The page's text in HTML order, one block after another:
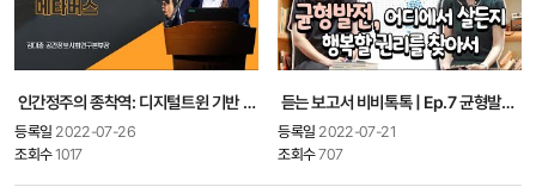
인간정주의 종착역: 디지털트윈 기반 메타버스 | 김대종 공간정보사회연구본부장
등록일 2022-07-26
조회수1017
듣는 보고서 비비톡톡 | Ep.7 균형발전, 어디에서 살든지 행복할 권리를 찾아서
등록일 2022-07-21
조회수707